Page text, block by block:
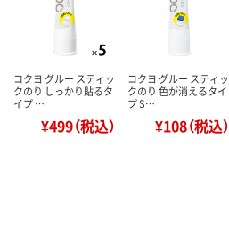
コクヨ グルー スティッ
クのり しっかり貼るタ
イプ …
¥499（税込）
コクヨ グルー スティッ
クのり 色が消えるタイ
プ S…
¥108（税込）